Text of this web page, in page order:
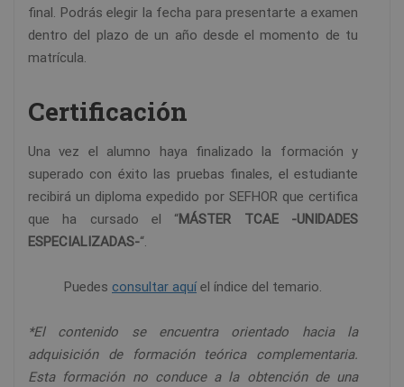
final. Podrás elegir la fecha para presentarte a examen
dentro del plazo de un año desde el momento de tu
matrícula.
Certificación
Una vez el alumno haya finalizado la formación y
superado con éxito las pruebas finales, el estudiante
recibirá un diploma expedido por SEFHOR que certifica
que ha cursado el “MÁSTER TCAE -UNIDADES
ESPECIALIZADAS-“.
Puedes consultar aquíel índice del temario.
*El contenido se encuentra orientado hacia la
adquisición de formación teórica complementaria.
Esta formación no conduce a la obtención de una